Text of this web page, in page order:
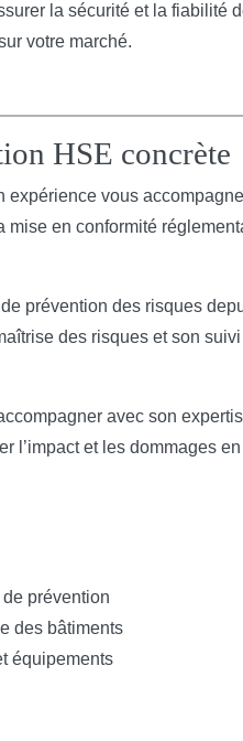
la sécurité et la fiabilité
votre marché.
HSE concrète
vous
en conformité
prévention des risques
des risques et son
avec son
l’impact et les dommages
prévention
des bâtiments
équipements